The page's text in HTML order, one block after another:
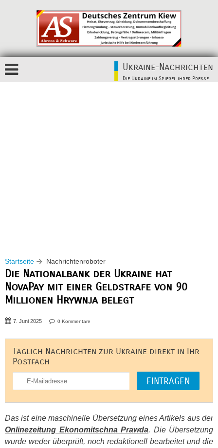
Ukraine-Nachrichten
Die Ukraine im Spiegel ihrer Presse
Startseite Nachrichtenroboter
Die Nationalbank der Ukraine hat
NovaPay mit einer Geldstrafe von 90
Millionen Hrywnja belegt
7. Juni 2025 0 Kommentare
Täglich Nachrichten zur Ukraine direkt in Ihr
Postfach
Das ist eine maschinelle Übersetzung eines Artikels aus der
Onlinezeitung Ekonomitschna Prawda. Die Übersetzung
wurde weder überprüft, noch redaktionell bearbeitet und die